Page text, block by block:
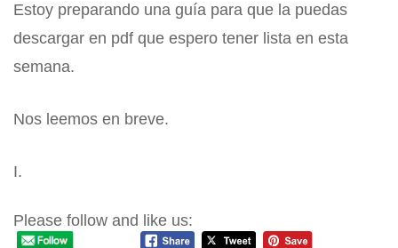
Estoy preparando una guía para que la puedas
descargar en pdf que espero tener lista en esta
semana.
Nos leemos en breve.
I.
Please follow and like us: